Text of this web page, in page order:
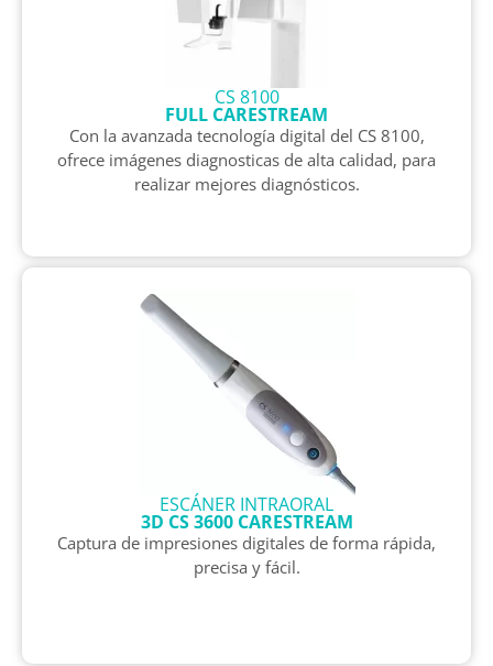
CS 8100
FULL CARESTREAM
Con la avanzada tecnología digital del CS 8100,
ofrece imágenes diagnosticas de alta calidad, para
realizar mejores diagnósticos.
ESCÁNER INTRAORAL
3D CS 3600 CARESTREAM
Captura de impresiones digitales de forma rápida,
precisa y fácil.